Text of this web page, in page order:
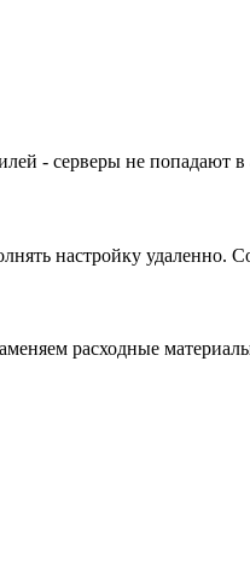
- серверы не попадают
настройку удаленно.
расходные